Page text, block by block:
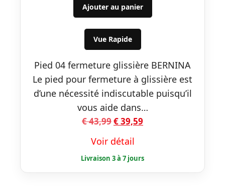
initial
était :
€ 43,99.
actuel
est :
Ajouter au panier
Vue Rapide
Pied 04 fermeture glissière BERNINA
Le pied pour fermeture à glissière est
d’une nécessité indiscutable puisqu’il
vous aide dans…
€43,99Le
initial
était :
€ 43,99.
€39,59
est :
€ 39,59.
Voir détail